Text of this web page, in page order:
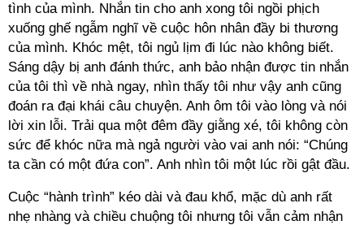
tình của mình. Nhắn tin cho anh xong tôi ngồi phịch
xuống ghế ngẫm nghĩ về cuộc hôn nhân đầy bi thương
của mình. Khóc mệt, tôi ngủ lịm đi lúc nào không biết.
Sáng dậy bị anh đánh thức, anh bảo nhận được tin nhắn
của tôi thì về nhà ngay, nhìn thấy tôi như vậy anh cũng
đoán ra đại khái câu chuyện. Anh ôm tôi vào lòng và nói
lời xin lỗi. Trải qua một đêm đầy giằng xé, tôi không còn
sức để khóc nữa mà ngả người vào vai anh nói: “Chúng
ta cần có một đứa con”. Anh nhìn tôi một lúc rồi gật đầu.
Cuộc “hành trình” kéo dài và đau khổ, mặc dù anh rất
nhẹ nhàng và chiều chuộng tôi nhưng tôi vẫn cảm nhận